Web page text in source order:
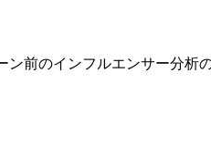
前のインフルエンサー分析